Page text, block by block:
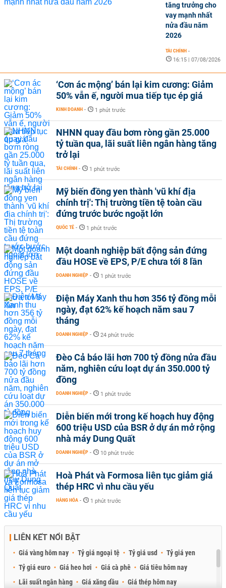
tăng trưởng cho
vay mạnh nhất
nửa đầu năm
2026
TÀI CHÍNH -
16:15 | 07/08/2026
‘Cơn ác mộng’ bán lại kim cương: Giảm
50% vẫn ế, người mua tiếp tục ép giá
KINH DOANH - 1 phút trước
NHNN quay đầu bơm ròng gần 25.000
tỷ tuần qua, lãi suất liên ngân hàng tăng
trở lại
TÀI CHÍNH - 1 phút trước
Mỹ biến đồng yen thành 'vũ khí địa
chính trị': Thị trường tiền tệ toàn cầu
đứng trước bước ngoặt lớn
QUỐC TẾ - 1 phút trước
Một doanh nghiệp bất động sản đứng
đầu HOSE về EPS, P/E chưa tới 8 lần
DOANH NGHIỆP - 1 phút trước
Điện Máy Xanh thu hơn 356 tỷ đồng mỗi
ngày, đạt 62% kế hoạch năm sau 7
tháng
DOANH NGHIỆP - 24 phút trước
Đèo Cả báo lãi hơn 700 tỷ đồng nửa đầu
năm, nghiên cứu loạt dự án 350.000 tỷ
đồng
DOANH NGHIỆP - 1 phút trước
Diễn biến mới trong kế hoạch huy động
600 triệu USD của BSR ở dự án mở rộng
nhà máy Dung Quất
DOANH NGHIỆP - 10 phút trước
Hoà Phát và Formosa liên tục giảm giá
thép HRC vì nhu cầu yếu
HÀNG HÓA - 1 phút trước
LIÊN KẾT NỔI BẬT
Giá vàng hôm nay Tỷ giá ngoại tệ Tỷ giá usd
Tỷ giá yen
Tỷ giá euro
Giá heo hơi Giá cà phê
Giá tiêu hôm nay
Lãi suất ngân hàng
Giá xăng dầu Giá thép hôm nay